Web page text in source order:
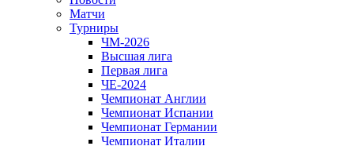
Матчи
Турниры
ЧМ-2026
Высшая лига
Первая лига
ЧЕ-2024
Чемпионат Англии
Чемпионат Испании
Чемпионат Германии
Чемпионат Италии